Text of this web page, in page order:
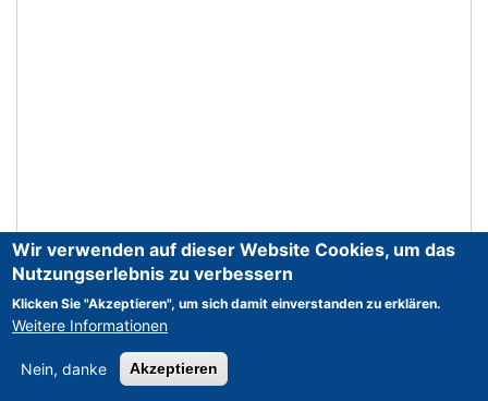
Wir verwenden auf dieser Website Cookies, um das
Nutzungserlebnis zu verbessern
Klicken Sie "Akzeptieren", um sich damit einverstanden zu erklären.
Weitere Informationen
Nein, danke Akzeptieren